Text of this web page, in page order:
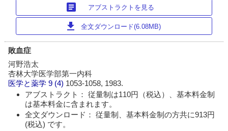
article アブストラクトを見る
download 全文ダウンロード(6.08MB)
敗血症
河野浩太
杏林大学医学部第一内科
医学と薬学 9 (4) 1053-1058, 1983.
アブストラクト： 従量制は110円（税込）、基本料金制
は基本料金に含まれます。
全文ダウンロード： 従量制、基本料金制の方共に913円
(税込) です。